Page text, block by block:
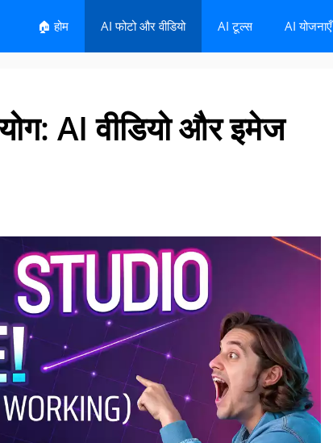
🏠 होम AI फोटो और वीडियो AI टूल्स AI योजनाएँ
AI वीडियो और इमेज